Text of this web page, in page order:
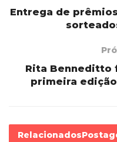
Entrega de
Rita Benneditto
primeira
Relacionados